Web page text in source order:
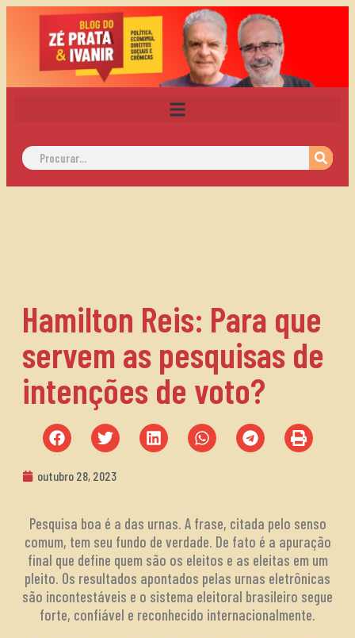
Hamilton Reis: Para que
servem as pesquisas de
intenções de voto?
outubro 28, 2023
Pesquisa boa é a das urnas. A frase, citada pelo senso
comum, tem seu fundo de verdade. De fato é a apuração
final que define quem são os eleitos e as eleitas em um
pleito. Os resultados apontados pelas urnas eletrônicas
são incontestáveis e o sistema eleitoral brasileiro segue
forte, confiável e reconhecido internacionalmente.